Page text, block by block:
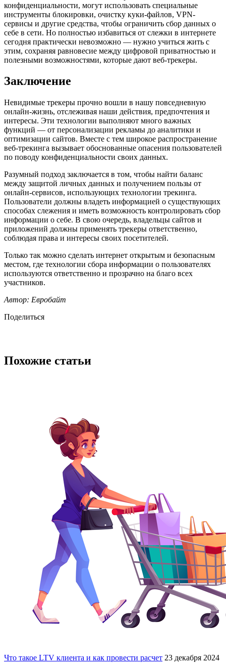
конфиденциальности, могут использовать специальные
инструменты блокировки, очистку куки-файлов, VPN-
сервисы и другие средства, чтобы ограничить сбор данных о
себе в сети. Но полностью избавиться от слежки в интернете
сегодня практически невозможно — нужно учиться жить с
этим, сохраняя равновесие между цифровой приватностью и
полезными возможностями, которые дают веб-трекеры.
Заключение
Невидимые трекеры прочно вошли в нашу повседневную
онлайн-жизнь, отслеживая наши действия, предпочтения и
интересы. Эти технологии выполняют много важных
функций — от персонализации рекламы до аналитики и
оптимизации сайтов. Вместе с тем широкое распространение
веб-трекинга вызывает обоснованные опасения пользователей
по поводу конфиденциальности своих данных.
Разумный подход заключается в том, чтобы найти баланс
между защитой личных данных и получением пользы от
онлайн-сервисов, использующих технологии трекинга.
Пользователи должны владеть информацией о существующих
способах слежения и иметь возможность контролировать сбор
информации о себе. В свою очередь, владельцы сайтов и
приложений должны применять трекеры ответственно,
соблюдая права и интересы своих посетителей.
Только так можно сделать интернет открытым и безопасным
местом, где технологии сбора информации о пользователях
используются ответственно и прозрачно на благо всех
участников.
Автор: Евробайт
Поделиться
Похожие статьи
Что такое LTV клиента и как провести расчет 23 декабря 2024